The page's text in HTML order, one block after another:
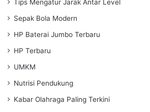
Tips Mengatur Jarak Antar Level
Sepak Bola Modern
HP Baterai Jumbo Terbaru
HP Terbaru
UMKM
Nutrisi Pendukung
Kabar Olahraga Paling Terkini